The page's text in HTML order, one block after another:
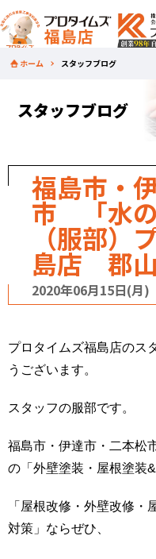
ホーム スタッフブログ
スタッフブログ
福島市・
市 「水
（服部）
島店 郡
2020年06月15日(月)
プロタイムズ福島店のス
うございます。
スタッフの服部です。
福島市・伊達市・二本松
の「外壁塗装・屋根塗装&
「屋根改修・外壁改修・
対策」ならぜひ、